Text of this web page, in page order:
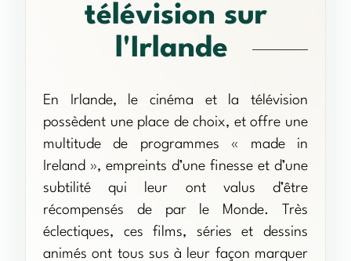
télévision sur
l'Irlande
En Irlande, le cinéma et la télévision
possèdent une place de choix, et offre une
multitude de programmes « made in
Ireland », empreints d’une finesse et d’une
subtilité qui leur ont valus d’être
récompensés de par le Monde. Très
éclectiques, ces films, séries et dessins
animés ont tous sus à leur façon marquer